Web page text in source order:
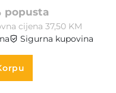
popusta
cijena 37,50 KM
Sigurna kupovina